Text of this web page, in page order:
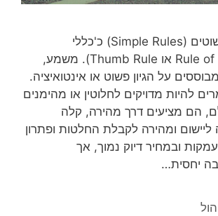
נמשיג חוקים פשוטים (Simple Rules) כ'כללי
אצבע' (Rule of thumb או Thumb Rule). משמע,
על הגיון פשוט או אינטואיציה.
להיות מדויקים לחלוטין או מהימנים
הם מציעים דרך מהירה, קלה
ומהירה לקבלת החלטות ופתרון
ובמחיר דיוק נמוך, אך
יחסית…